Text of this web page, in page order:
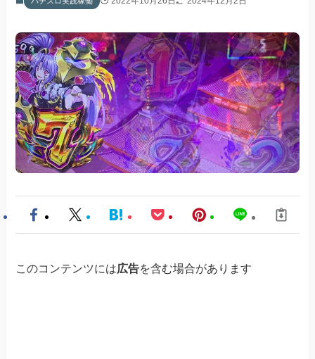
このコンテンツには広告を含む場合があります